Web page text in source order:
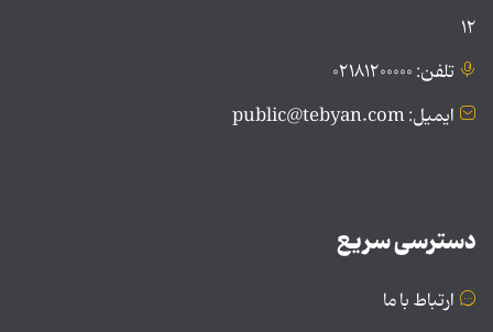
۱۲
تلفن: ۰۲۱۸۱۲۰۰۰۰۰
ایمیل: public@tebyan.com
دسترسی سریع
ارتباط با ما